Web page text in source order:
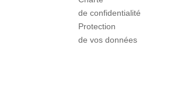
de confidentialité
Protection
de vos données